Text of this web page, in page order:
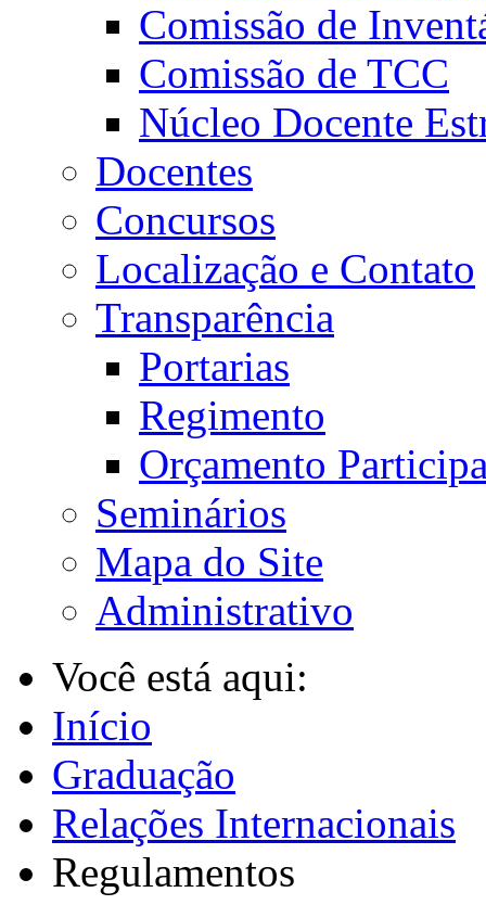
Comissão de
Comissão de TCC
Núcleo Docente
Docentes
Concursos
Localização e Contato
Transparência
Portarias
Regimento
Orçamento
Seminários
Mapa do Site
Administrativo
Você está aqui:
Início
Graduação
Relações Internacionais
Regulamentos